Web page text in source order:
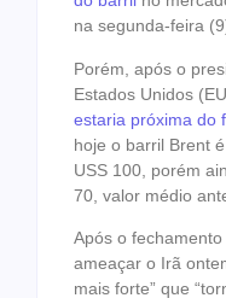
na segunda-feira
Porém, após o
Estados Unidos
estaria próxima do
hoje o barril Brent
USS 100, porém
70, valor médio
Após o
ameaçar o Irã
mais forte” que